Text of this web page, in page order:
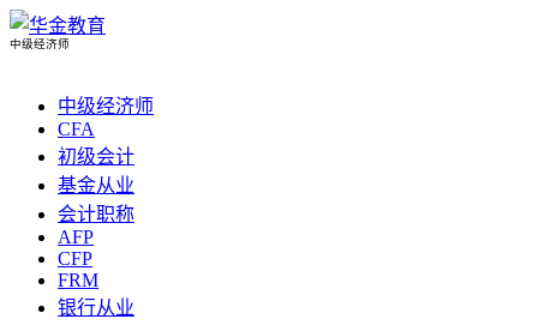
中级经济师
中级经济师
CFA
初级会计
基金从业
会计职称
AFP
CFP
FRM
银行从业